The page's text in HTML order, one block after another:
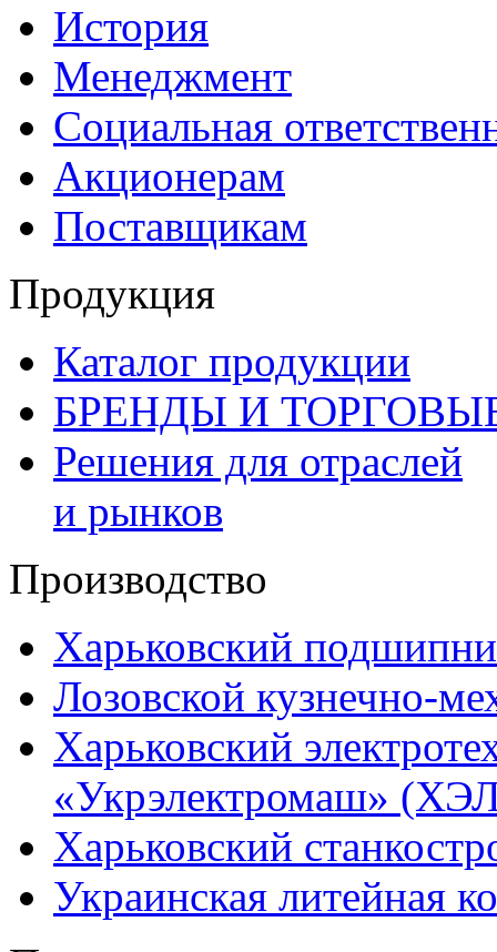
История
Менеджмент
Социальная
Акционерам
Поставщикам
Продукция
Каталог продукции
БРЕНДЫ И
Решения для отраслей
и рынков
Производство
Харьковский
Лозовской кузнечно-
Харьковский
«Укрэлектромаш»
Харьковский
Украинская литейная